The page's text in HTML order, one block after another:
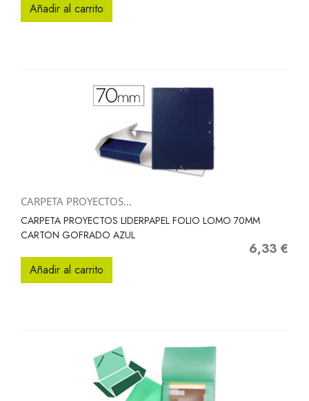
Añadir al carrito
CARPETA PROYECTOS...
CARPETA PROYECTOS LIDERPAPEL FOLIO LOMO 70MM
CARTON GOFRADO AZUL
Precio
6,33 €
Añadir al carrito